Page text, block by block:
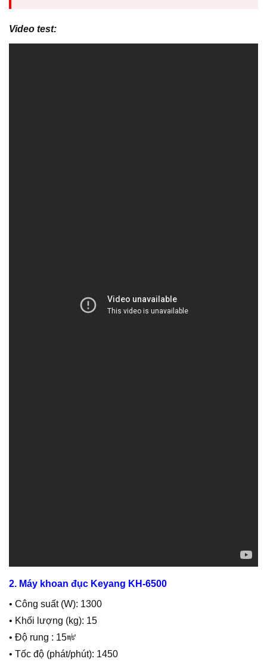
Video test:
2. Máy khoan đục Keyang KH-6500
• Công suất (W): 1300
• Khối lượng (kg): 15
• Độ rung : 15㎨
• Tốc độ (phát/phút): 1450